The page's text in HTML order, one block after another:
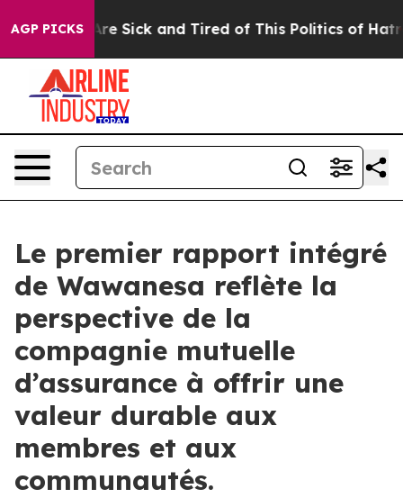
AGP PICKSAre Sick and Tired of This Politics of Hatred”
Le premier rapport intégré
de Wawanesa reflète la
perspective de la
compagnie mutuelle
d’assurance à offrir une
valeur durable aux
membres et aux
communautés.